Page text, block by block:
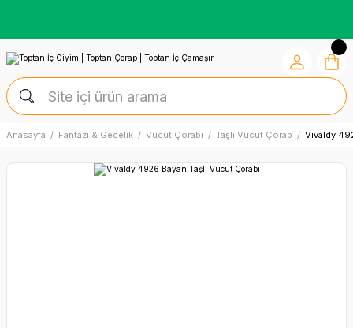
Anasayfa Fantazi & Gecelik Vücut Çorabı Taşlı Vücut Çorap Vivaldy